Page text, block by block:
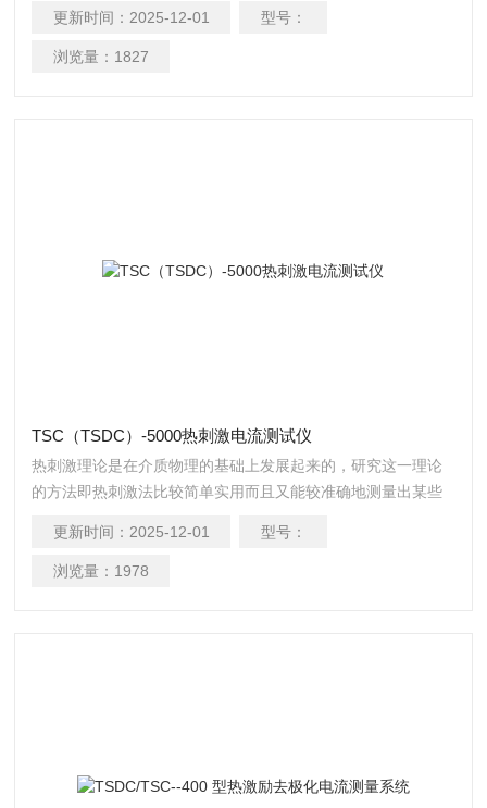
流引起的可逆热效应和温差引起的电效应的总称，包括塞贝克
（seebeck）效应、波尔贴（Peltier）效应和汤姆逊
更新时间： 2025-12-01 型号：
浏览量： 1827
TSC（TSDC）-5000热刺激电流测试仪
热刺激理论是在介质物理的基础上发展起来的，研究这一理论
的方法即热刺激法比较简单实用而且又能较准确地测量出某些
数，热刺激法是一面对材料升温一面进行测量，即非等温测
量。由于材料（例如介电材料）中的荷电粒子的微观参数（如
更新时间： 2025-12-01 型号：
浏览量： 1978